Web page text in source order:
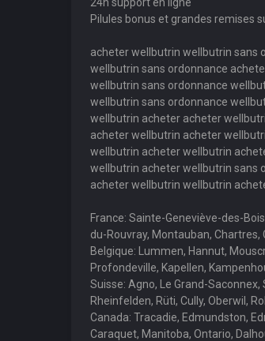
Pilules bonus et grandes remises
acheter wellbutrin wellbutrin sans
wellbutrin sans ordonnance
wellbutrin sans ordonnance
wellbutrin sans ordonnance
wellbutrin acheter acheter
acheter wellbutrin acheter
wellbutrin acheter wellbutrin
wellbutrin acheter wellbutrin sans
acheter wellbutrin wellbutrin
France: Sainte-Geneviève-des-
du-Rouvray, Montauban,
Belgique: Lummen, Hannut,
Profondeville, Kapellen,
Suisse: Agno, Le Grand-
Rheinfelden, Rüti, Cully, Oberwil,
Canada: Tracadie, Edmundston,
Caraquet, Manitoba, Ontario,